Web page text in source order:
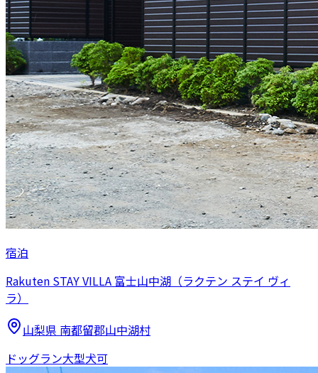
宿泊
Rakuten STAY VILLA 富士山中湖（ラクテン ステイ ヴィ
ラ）
山梨県 南都留郡山中湖村
ドッグラン大型犬可